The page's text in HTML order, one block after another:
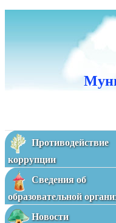
Противодействие
коррупции
Сведения об
образовательной
Новости